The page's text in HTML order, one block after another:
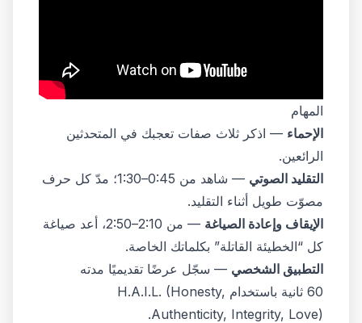
المهام
الإحماء — اذكر ثلاث صفات تعجبك في المتحدثين
الرائعين.
التقليد الصوتي
— شاهد من 0:45–1:30؛ مدّ كل حرف
مصوّت طويل أثناء التقليد.
الإيقاف وإعادة الصياغة
— من 2:10–2:50، أعد صياغة
كل “الخطيئة القاتلة” بكلماتك الخاصة.
التطبيق الشخصي — سجّل عرضًا تقديميًا مدته
60 ثانية باستخدام H.A.I.L. (Honesty,
Authenticity, Integrity, Love).